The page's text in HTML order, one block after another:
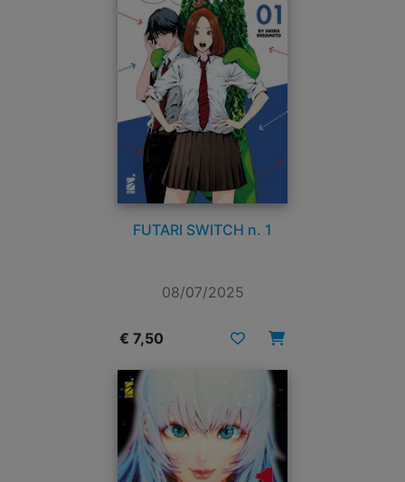
FUTARI SWITCH n. 1
08/07/2025
€ 7,50